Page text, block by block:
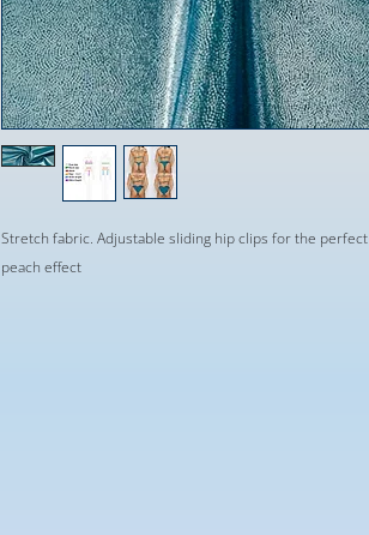
Stretch fabric. Adjustable sliding hip clips for the
peach effect